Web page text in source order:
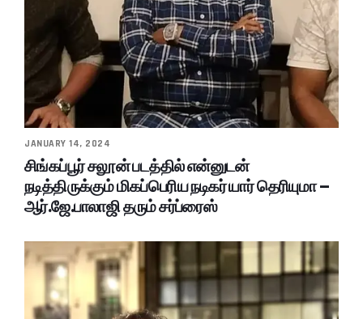
JANUARY 14, 2024
சிங்கப்பூர் சலூன் படத்தில் என்னுடன்
நடித்திருக்கும் மிகப்பெரிய நடிகர் யார் தெரியுமா –
ஆர்.ஜே.பாலாஜி தரும் சர்ப்ரைஸ்